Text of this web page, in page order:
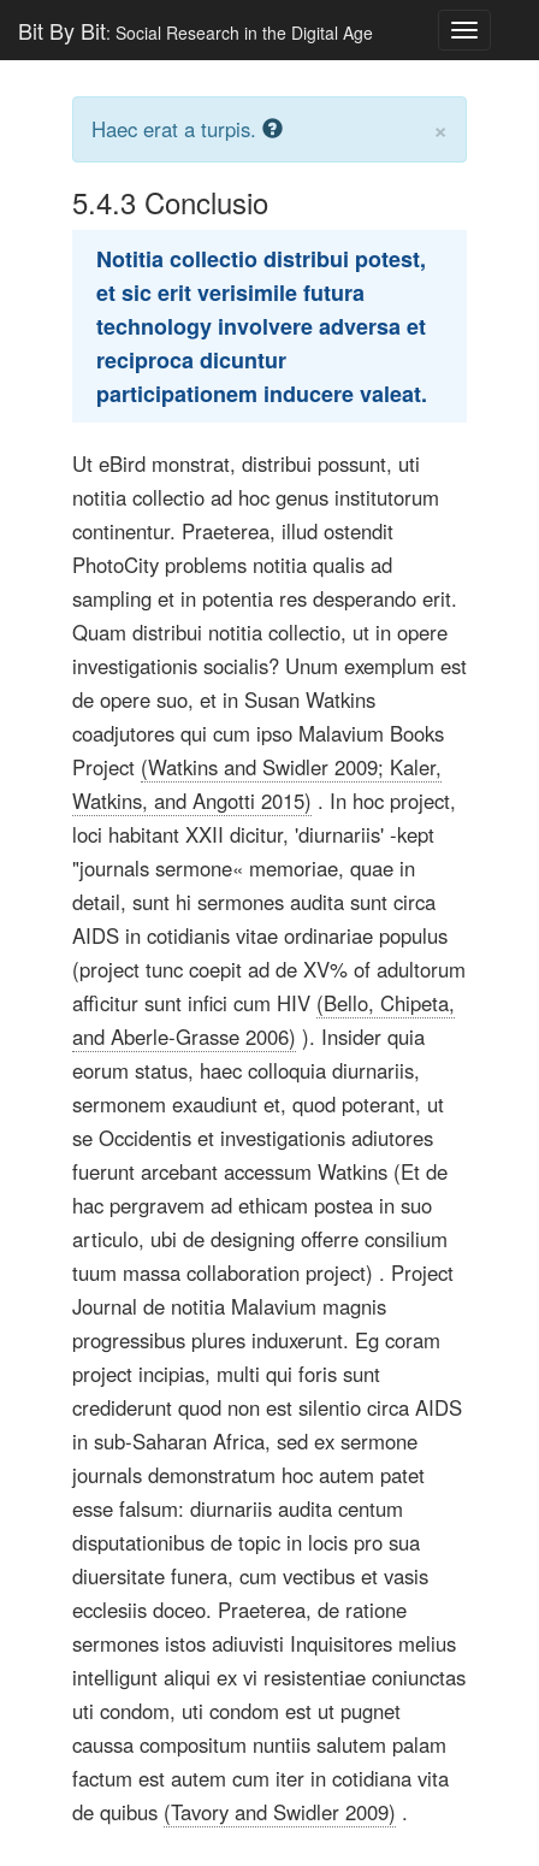
Toggle
Bit By Bit: Social Research in the Digital Age
Haec erat a turpis. ×
5.4.3 Conclusio
Notitia collectio distribui potest,
et sic erit verisimile futura
technology involvere adversa et
reciproca dicuntur
participationem inducere valeat.
Ut eBird monstrat, distribui possunt, uti
notitia collectio ad hoc genus institutorum
continentur. Praeterea, illud ostendit
PhotoCity problems notitia qualis ad
sampling et in potentia res desperando erit.
Quam distribui notitia collectio, ut in opere
investigationis socialis? Unum exemplum est
de opere suo, et in Susan Watkins
coadjutores qui cum ipso Malavium Books
Project (Watkins and Swidler 2009; Kaler,
Watkins, and Angotti 2015) . In hoc project,
loci habitant XXII dicitur, 'diurnariis' -kept
"journals sermone« memoriae, quae in
detail, sunt hi sermones audita sunt circa
AIDS in cotidianis vitae ordinariae populus
(project tunc coepit ad de XV% of adultorum
affìcitur sunt infici cum HIV (Bello, Chipeta,
and Aberle-Grasse 2006) ). Insider quia
eorum status, haec colloquia diurnariis,
sermonem exaudiunt et, quod poterant, ut
se Occidentis et investigationis adiutores
fuerunt arcebant accessum Watkins (Et de
hac pergravem ad ethicam postea in suo
articulo, ubi de designing offerre consilium
tuum massa collaboration project) . Project
Journal de notitia Malavium magnis
progressibus plures induxerunt. Eg coram
project incipias, multi qui foris sunt
crediderunt quod non est silentio circa AIDS
in sub-Saharan Africa, sed ex sermone
journals demonstratum hoc autem patet
esse falsum: diurnariis audita centum
disputationibus de topic in locis pro sua
diuersitate funera, cum vectibus et vasis
ecclesiis doceo. Praeterea, de ratione
sermones istos adiuvisti Inquisitores melius
intelligunt aliqui ex vi resistentiae coniunctas
uti condom, uti condom est ut pugnet
caussa compositum nuntiis salutem palam
factum est autem cum iter in cotidiana vita
de quibus (Tavory and Swidler 2009) .